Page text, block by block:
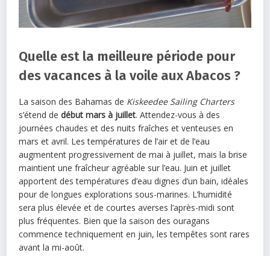
Quelle est la meilleure période pour
des vacances à la voile aux Abacos ?
La saison des Bahamas de Kiskeedee Sailing Charters
s’étend dedébut mars à juillet. Attendez-vous à des
journées chaudes et des nuits fraîches et venteuses en
mars et avril. Les températures de l’air et de l’eau
augmentent progressivement de mai à juillet, mais la brise
maintient une fraîcheur agréable sur l’eau. Juin et juillet
apportent des températures d’eau dignes d’un bain, idéales
pour de longues explorations sous-marines. L’humidité
sera plus élevée et de courtes averses l’après-midi sont
plus fréquentes. Bien que la saison des ouragans
commence techniquement en juin, les tempêtes sont rares
avant la mi-août.